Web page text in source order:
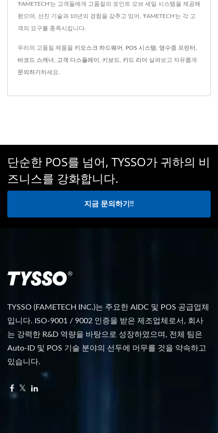
'FAMETECH'는 고객들에게 고품질의 포인트 오브 세일 시스템을 제공해
왔으며, 선진 기술과 10년의 경험을 갖추고 있어, 'FAMETECH'는 각 고
객의 요구를 충족시킵니다.
우리의 고품질 제품을 키오스크 하드웨어 POS 시스템 영수증 프린터
바코드 스캐너 고객 디스플레이 키보드 카드 리더 살펴보고 자유롭게
문의하기 하세요.
단순한 POS를 넘어, TYSSO가 귀하의 비
즈니스를 강화합니다.
지금 문의하기!!
TYSSO (FAMETECH INC.)는 주요한 AIDC 및 POS 공급업체
입니다. ISO-9001 / 9002 인증을 받은 제조업체로서, 회사
는 강력한 R&D 역량을 바탕으로 성장하였으며, 전체 팀은
Auto-ID 및 POS 기술 분야의 선두에 머무를 것을 약속하고
있습니다.